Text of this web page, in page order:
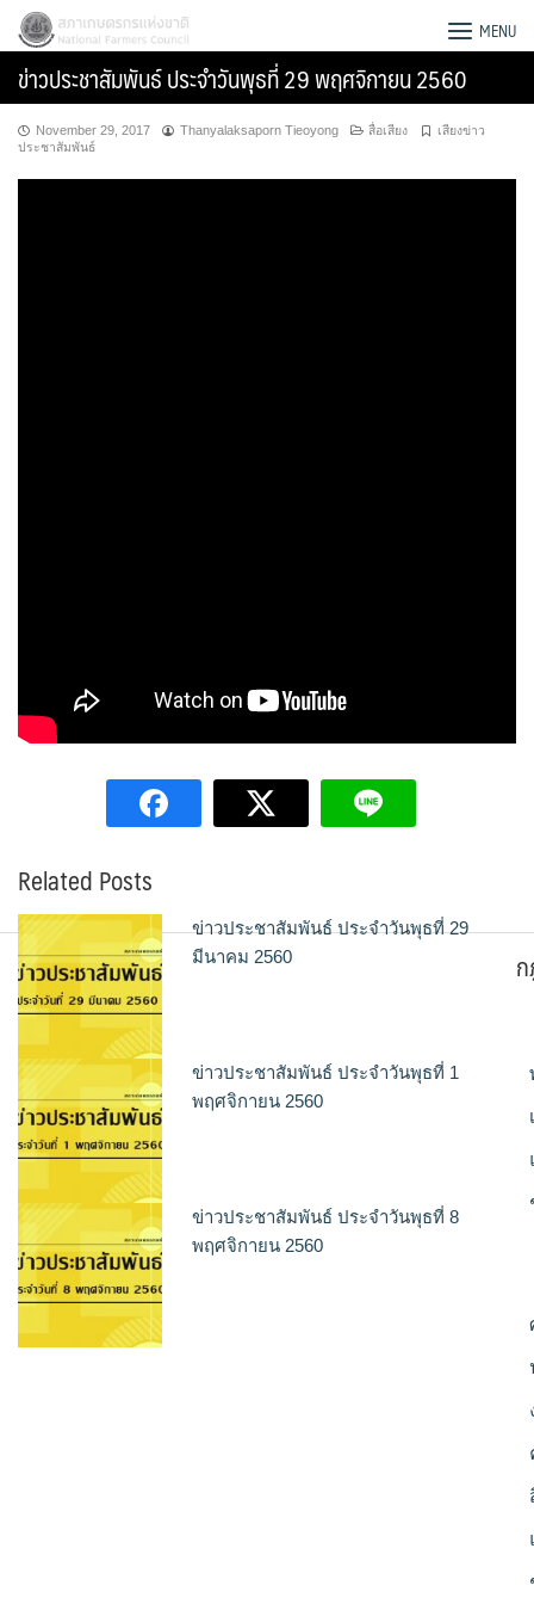
Skip
content
สภาเกษตรกรแห่งชาติ MENU
ข่าวประชาสัมพันธ์ ประจำวันพุธที่ 29 พฤศจิกายน 2560
November 29, 2017 Thanyalaksaporn Tieoyong สื่อเสียง
เสียงข่าว
ประชาสัมพันธ์
Related Posts
ข่าวประชาสัมพันธ์ ประจำวันพุธที่ 29
มีนาคม 2560
ข่าวประชาสัมพันธ์ ประจำวันพุธที่ 1
พฤศจิกายน 2560
ข่าวประชาสัมพันธ์ ประจำวันพุธที่ 8
พฤศจิกายน 2560